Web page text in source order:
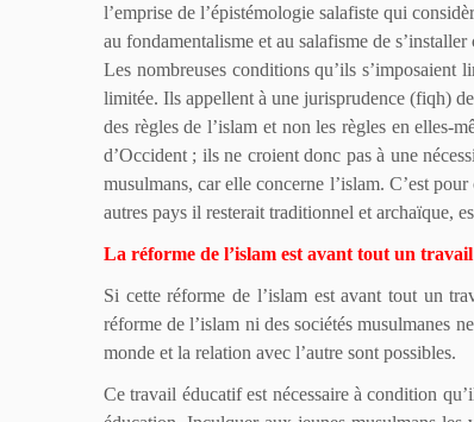
l’emprise de l’épistémologie salafiste qui
au fondamentalisme et au salafisme de
Les nombreuses conditions qu’ils
limitée. Ils appellent à une jurisprudence (fiqh)
des règles de l’islam et non les règles en elles-
d’Occident ; ils ne croient donc pas à une
musulmans, car elle concerne l’islam. C’est
autres pays il resterait traditionnel et archaïque,
La réforme de l’islam est avant tout un
Si cette réforme de l’islam est avant tout un
réforme de l’islam ni des sociétés musulmanes
monde et la relation avec l’autre sont possibles.
Ce travail éducatif est nécessaire à condition